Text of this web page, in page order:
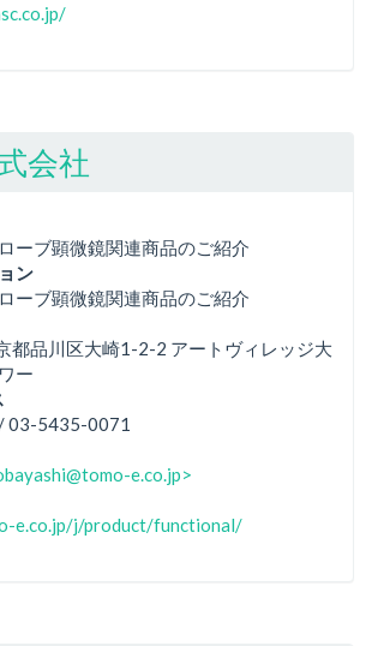
会社
ーブ顕微鏡関連商品のご紹介
ン
ーブ顕微鏡関連商品のご紹介
都品川区大崎1-2-2 アートヴィレッジ大
ー
03-5435-0071
e.co.jp>
e.co.jp/j/product/functional/